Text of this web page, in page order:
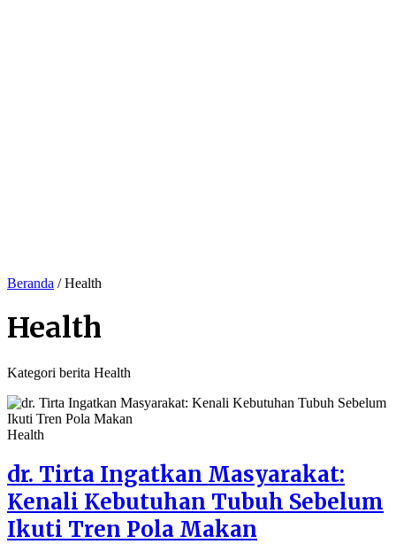
Beranda / Health
Health
Kategori berita Health
Health
dr. Tirta Ingatkan Masyarakat:
Kenali Kebutuhan Tubuh Sebelum
Ikuti Tren Pola Makan